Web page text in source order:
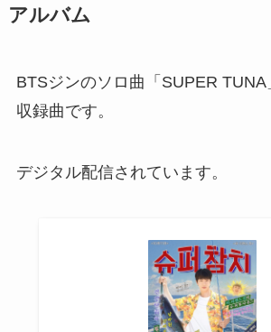
アルバム
BTSジンのソロ曲「SUPER
収録曲です。
デジタル配信されています。